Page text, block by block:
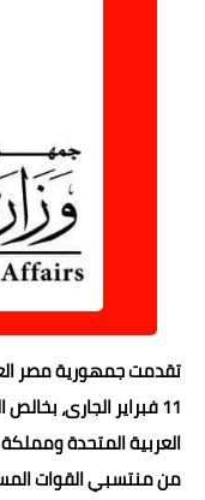
تقدمت جمهورية مصر
11 فبراير الجارى،
العربية المتحدة
من منتسبي القوات